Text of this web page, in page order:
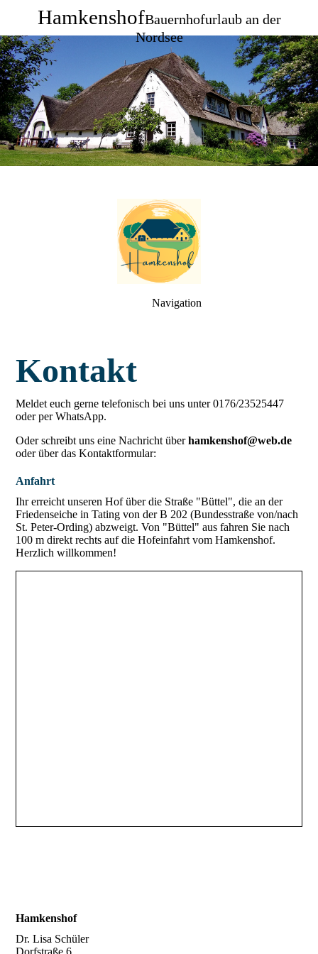
HamkenshofBauernhofurlaub an der
Nordsee
Navigation
Kontakt
Meldet euch gerne telefonisch bei uns unter 0176/23525447
oder per WhatsApp.
Oder schreibt uns eine Nachricht überhamkenshof@web.de
oder über das Kontaktformular:
Anfahrt
Ihr erreicht unseren Hof über die Straße "Büttel", die an der
Friedenseiche in Tating von der B 202 (Bundesstraße von/nach
St. Peter-Ording) abzweigt. Von "Büttel" aus fahren Sie nach
100 m direkt rechts auf die Hofeinfahrt vom Hamkenshof.
Herzlich willkommen!
Hamkenshof
Dr. Lisa Schüler
Dorfstraße 6